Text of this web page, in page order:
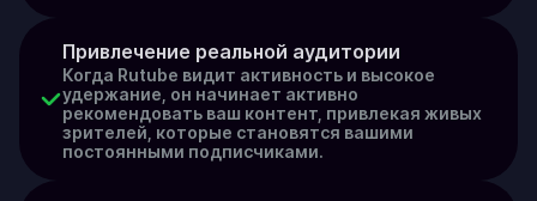
Привлечение реальной аудитории
Когда Rutube видит активность и высокое
удержание, он начинает активно
рекомендовать ваш контент, привлекая живых
зрителей, которые становятся вашими
постоянными подписчиками.